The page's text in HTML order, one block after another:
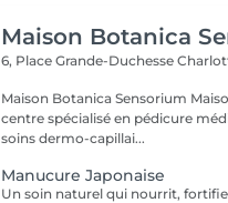
Maison Botanica
6, Place Grande-Duchesse
Maison Botanica Sensorium Maison Botanica Sensorium est un
centre spécialisé en pédicure
soins dermo-capillai...
Manucure Japonaise